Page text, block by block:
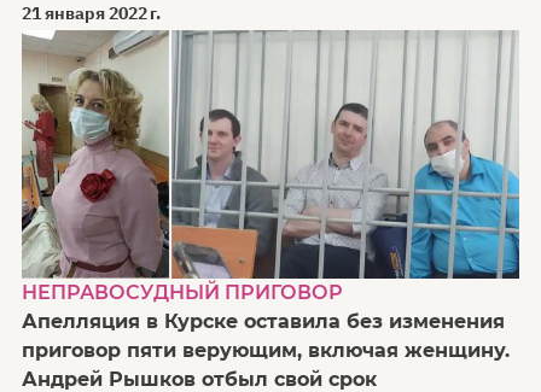
21 января 2022 г.
НЕПРАВОСУДНЫЙ ПРИГОВОР
Апелляция в Курске оставила без изменения
приговор пяти верующим, включая женщину.
Андрей Рышков отбыл свой срок